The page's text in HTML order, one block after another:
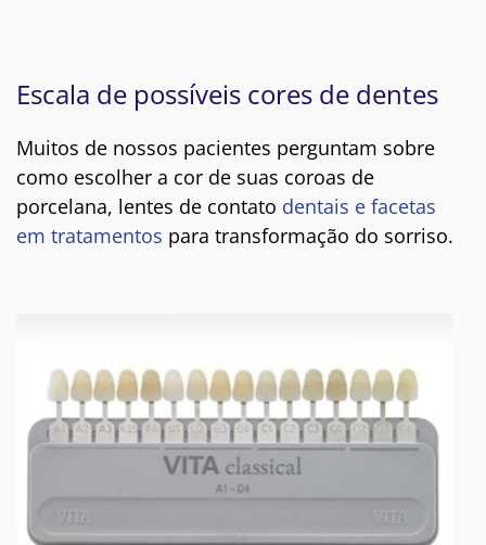
Escala de possíveis cores de dentes
Muitos de nossos pacientes perguntam sobre
como escolher a cor de suas coroas de
porcelana, lentes de contato dentais e facetas
em tratamentos para transformação do sorriso.